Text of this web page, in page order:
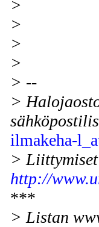
>
>
>
>
> --
>
ilmakeha-
>
http://
***
> Listan